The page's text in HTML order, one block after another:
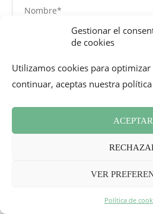
Gestionar el
de cookies
Utilizamos cookies para
continuar, aceptas nuestra
ACEPTAR
VER
Política de
se procesan los datos de tus